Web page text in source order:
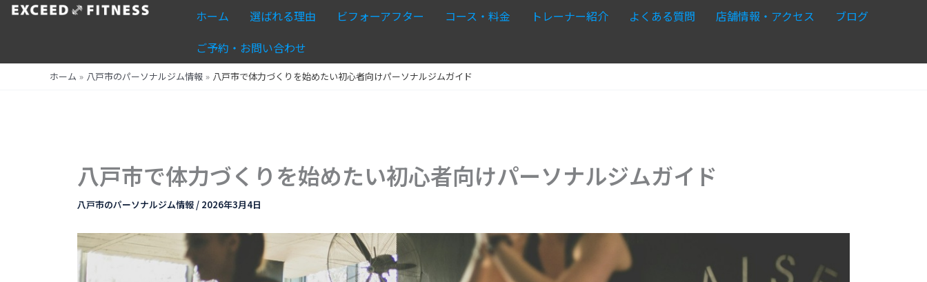
ス
ホーム 選ばれる理由 ビフォーアフター コース・料金 トレーナー紹介 よくある質問 店舗情報・アクセス
ブログ
ご予約・お問い合わせ
ホーム 八戸市のパーソナルジム情報 八戸市で体力づくりを始めたい初心者向けパーソナルジムガイド
八戸市で体力づくりを始めたい初心者向けパーソナルジムガイド
八戸市のパーソナルジム情報 / 2026年3月4日